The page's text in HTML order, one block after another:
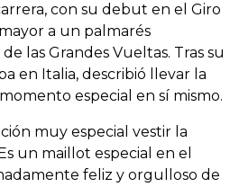
con su debut en el Giro
a un palmarés
las Grandes Vueltas. Tras su
en Italia, describió llevar la
especial en sí mismo.
muy especial vestir la
un maillot especial en el
feliz y orgulloso de